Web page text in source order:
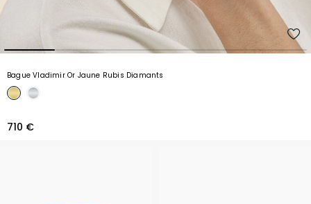
Bague Vladimir Or Jaune Rubis Diamants
710 €